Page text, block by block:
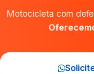
Motocicleta com